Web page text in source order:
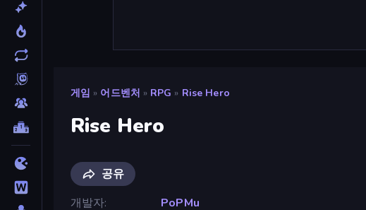
게임 » 어드벤처 » RPG » Rise Hero
Rise Hero
공유
개발자
PoPMu